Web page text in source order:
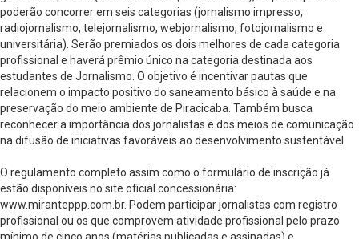
poderão concorrer em seis categorias (jornalismo impresso,
radiojornalismo, telejornalismo, webjornalismo, fotojornalismo e
universitária). Serão premiados os dois melhores de cada categoria
profissional e haverá prêmio único na categoria destinada aos
estudantes de Jornalismo. O objetivo é incentivar pautas que
relacionem o impacto positivo do saneamento básico à saúde e na
preservação do meio ambiente de Piracicaba. Também busca
reconhecer a importância dos jornalistas e dos meios de comunicação
na difusão de iniciativas favoráveis ao desenvolvimento sustentável.
O regulamento completo assim como o formulário de inscrição já
estão disponíveis no site oficial concessionária:
www.miranteppp.com.br. Podem participar jornalistas com registro
profissional ou os que comprovem atividade profissional pelo prazo